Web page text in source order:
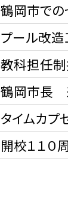
鶴岡市での
プール改
教科担任
鶴岡市長
タイムカプ
開校１１０